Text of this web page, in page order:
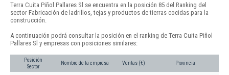
Terra Cuita Piñol Pallares Sl se encuentra en la posición 85 del Ranking del
sector Fabricación de ladrillos, tejas y productos de tierras cocidas para la
construcción.
A continuación podrá consultar la posición en el ranking de Terra Cuita Piñol
Pallares Sl y empresas con posiciones similares:
Posición
Sector
Nombre de la empresa Ventas (€) Provincia